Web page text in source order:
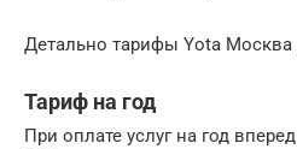
Детально тарифы Yota
Тариф на год
При оплате услуг на год